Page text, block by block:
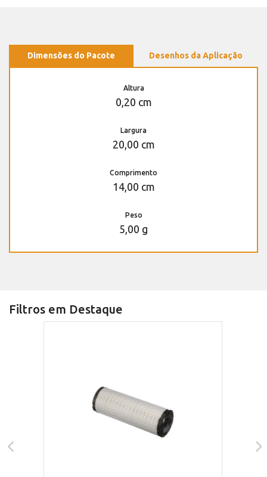
Dimensões do Pacote Desenhos da Aplicação
Altura
0,20 cm
Largura
20,00 cm
Comprimento
14,00 cm
Peso
5,00 g
Filtros em Destaque